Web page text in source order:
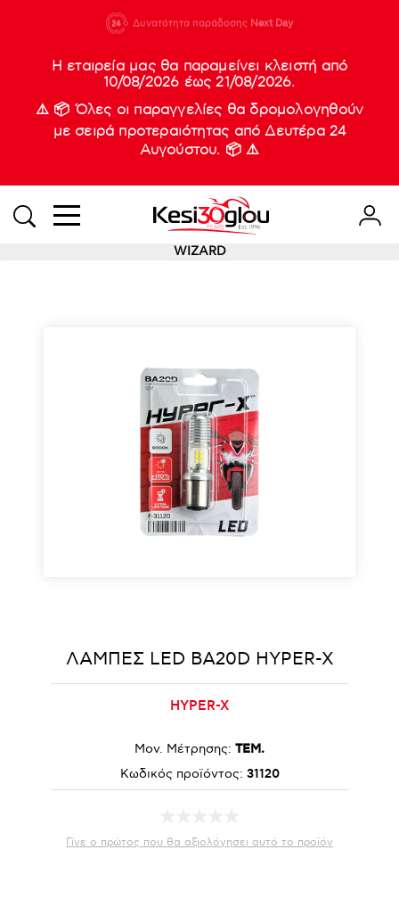
210 88 21
933
Δυνατότητα παράδοσης Next Day
Νέες
Η εταιρεία μας θα παραμείνει κλειστή από
10/08/2026 έως 21/08/2026.
⚠️ 📦 Όλες οι παραγγελίες θα δρομολογηθούν
με σειρά προτεραιότητας από Δευτέρα 24
Αυγούστου. 📦 ⚠️
WIZARD
ΛΑΜΠΕΣ LED BA20D HYPER-X
HYPER-X
Μον. Μέτρησης: ΤΕΜ.
Κωδικός προϊόντος: 31120
Γίνε ο πρώτος που θα αξιολόγησει αυτό το προϊόν